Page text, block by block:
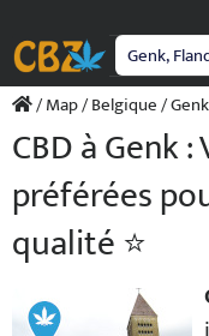
contenu
/Map/Belgique/ Genk
CBD à Genk
préférées
qualité ⭐